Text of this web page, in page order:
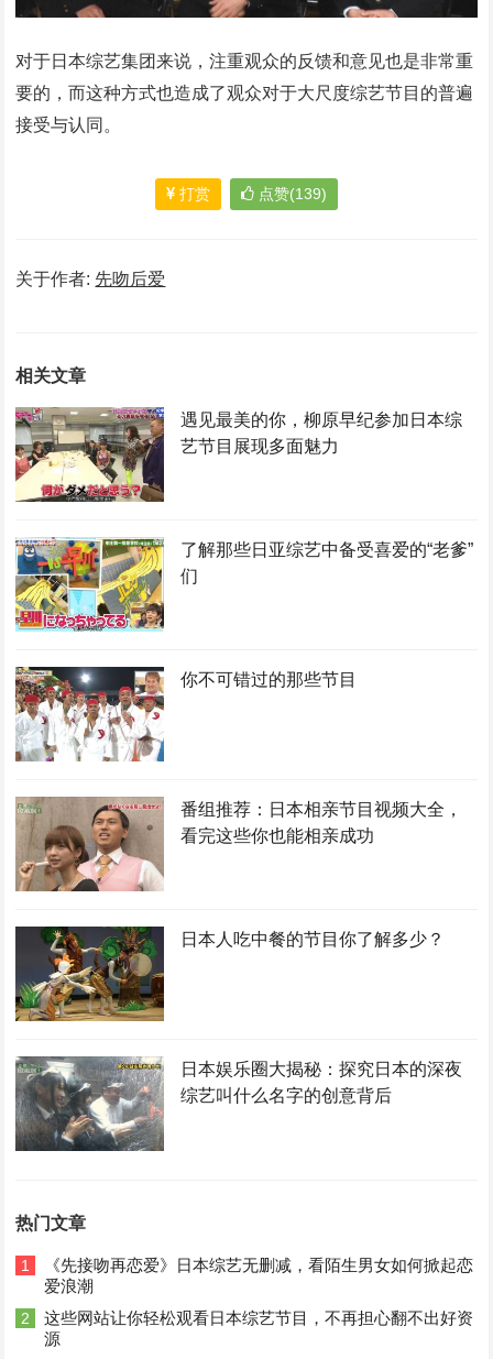
对于日本综艺集团来说，注重观众的反馈和意见也是非常重
要的，而这种方式也造成了观众对于大尺度综艺节目的普遍
接受与认同。
打赏 点赞(139)
关于作者: 先吻后爱
相关文章
遇见最美的你，柳原早纪参加日本综
艺节目展现多面魅力
了解那些日亚综艺中备受喜爱的“老爹”
们
你不可错过的那些节目
番组推荐：日本相亲节目视频大全，
看完这些你也能相亲成功
日本人吃中餐的节目你了解多少？
日本娱乐圈大揭秘：探究日本的深夜
综艺叫什么名字的创意背后
热门文章
1
《先接吻再恋爱》日本综艺无删减，看陌生男女如何掀起恋
爱浪潮
2
这些网站让你轻松观看日本综艺节目，不再担心翻不出好资
源